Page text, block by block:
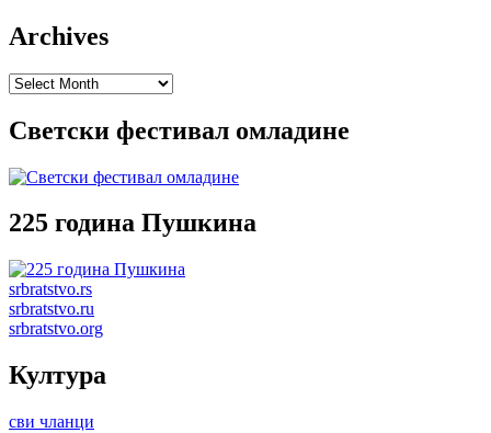
Archives
Archives
Светски фестивал омладине
225 година Пушкина
srbratstvo.rs
srbratstvo.ru
srbratstvo.org
Култура
сви чланци